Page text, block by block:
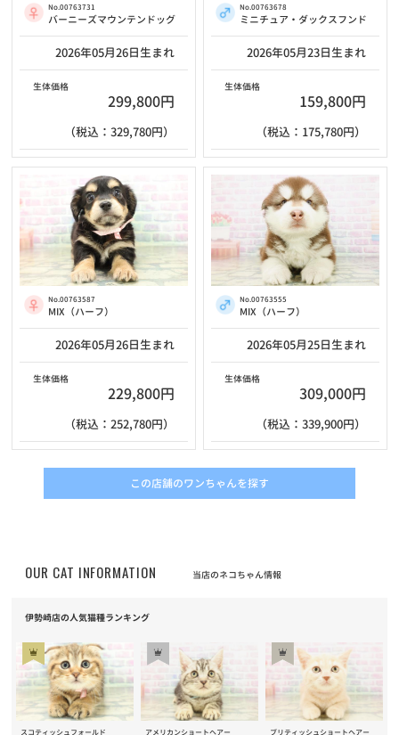
No.00763731
バーニーズマウンテンドッグ
2026年05月26日生まれ
生体価格
299,800円
（税込：329,780円）
No.00763678
ミニチュア・ダックスフンド
2026年05月23日生まれ
生体価格
159,800円
（税込：175,780円）
No.00763587
MIX（ハーフ）
2026年05月26日生まれ
生体価格
229,800円
（税込：252,780円）
No.00763555
MIX（ハーフ）
2026年05月25日生まれ
生体価格
309,000円
（税込：339,900円）
この店舗のワンちゃんを探す
OUR CAT INFORMATION 当店のネコちゃん情報
伊勢崎店の人気猫種ランキング
スコティッシュフォールド アメリカンショートヘアー ブリティッシュショートヘアー